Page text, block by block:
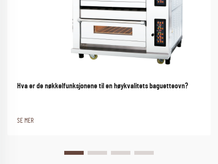
Hva er de nøkkelfunksjonene til en høykvalitets baguetteovn?
SE MER